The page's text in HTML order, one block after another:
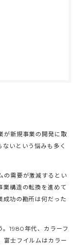
が新規事業の開発に取
いという悩みも多く
の需要が激減するとい
業構造の転換を進めて
成功の勘所は何だった
。1980年代、カラーフ
富士フイルムはカラー